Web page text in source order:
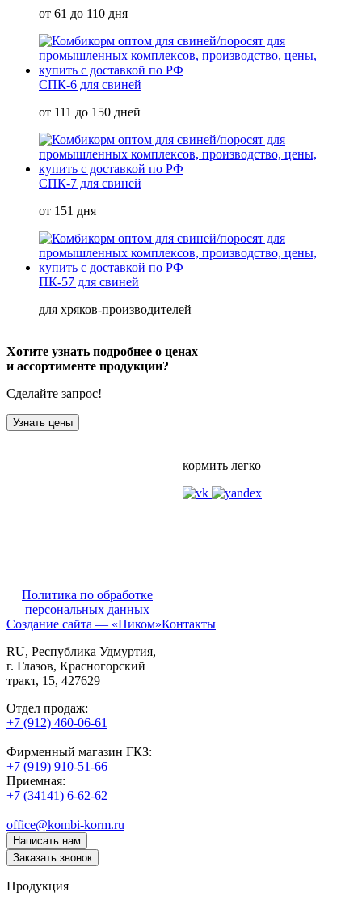
от 61 до 110 дня
СПК-6 для свиней
от 111 до 150 дней
СПК-7 для свиней
от 151 дня
ПК-57 для свиней
для хряков-производителей
Хотите узнать подробнее о ценах
и ассортименте продукции?
Сделайте запрос!
Узнать цены
кормить легко
Политика по обработке
персональных данных
Создание сайта — «Пиком»Контакты
RU, Республика Удмуртия,
г. Глазов, Красногорский
тракт, 15, 427629
Отдел продаж:
+7 (912) 460-06-61
Фирменный магазин ГКЗ:
+7 (919) 910-51-66
Приемная:
+7 (34141) 6-62-62
office@kombi-korm.ru
Написать нам
Заказать звонок
Продукция